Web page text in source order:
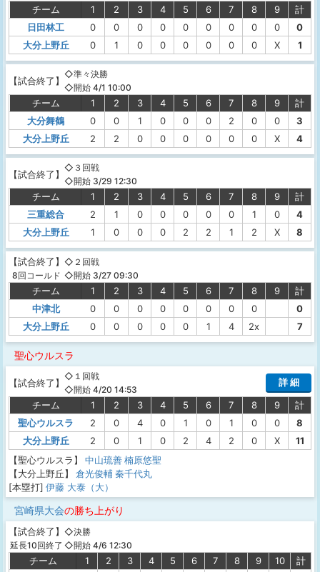
チーム 1 2 3 4 5 6 7 8 9
計
日田林工
0 0 0 0 0 0 0 0 0
0
大分上野丘
0 1 0 0 0 0 0 0 X 1
【試合終了】
◇準々決勝
◇開始 4/1 10:00
チーム 1 2 3 4 5 6 7 8 9
計
大分舞鶴
0 0 1 0 0 0 2 0 0
3
大分上野丘
2 2 0 0 0 0 0 0 X 4
【試合終了】
◇３回戦
◇開始 3/29 12:30
チーム 1 2 3 4 5 6 7 8 9
計
三重総合
2 1 0 0 0 0 0 1 0
4
大分上野丘
1 0 0 0 2 2 1 2 X 8
【試合終了】
8回コールド
◇２回戦
◇開始 3/27 09:30
チーム 1 2 3 4 5 6 7 8 9
計
中津北
0 0 0 0 0 0 0 0
0
大分上野丘
0 0 0 0 0 1 4 2x 7
聖心ウルスラ
【試合終了】
◇１回戦
◇開始 4/20 14:53
詳 細
チーム 1 2 3 4 5 6 7 8 9
計
聖心ウルスラ
2 0 4 0 1 0 1 0 0
8
大分上野丘
2 0 1 0 2 4 2 0 X
11
【聖心ウルスラ】
中山琉善楠原悠聖
【大分上野丘】
倉光俊輔秦千代丸
[本塁打] 伊藤 大泰（大）
宮崎県大会の勝ち上がり
【試合終了】
延長10回終了
◇決勝
◇開始 4/6 12:30
チーム 1 2 3 4 5 6 7 8 9 10
計